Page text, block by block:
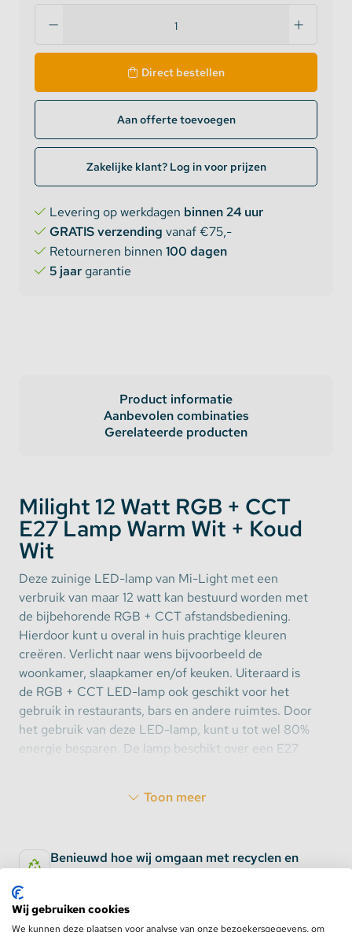
Direct bestellen
Aan offerte toevoegen
Zakelijke klant? Log in voor prijzen
Levering op werkdagen binnen 24 uur
GRATIS verzending vanaf €75,-
Retourneren binnen 100 dagen
5 jaargarantie
Product informatie
Aanbevolen combinaties
Gerelateerde producten
Milight 12 Watt RGB + CCT
E27 Lamp Warm Wit + Koud
Wit
Deze zuinige LED-lamp van Mi-Light met een
verbruik van maar 12 watt kan bestuurd worden met
de bijbehorende RGB + CCT afstandsbediening.
Hierdoor kunt u overal in huis prachtige kleuren
creëren. Verlicht naar wens bijvoorbeeld de
woonkamer, slaapkamer en/of keuken. Uiteraard is
de RGB + CCT LED-lamp ook geschikt voor het
gebruik in restaurants, bars en andere ruimtes. Door
het gebruik van deze LED-lamp, kunt u tot wel 80%
energie besparen. De lamp beschikt over een E27
U kunt door middel van deze RGB+CCT
transformeren. De kleur, kleurtemperatuur,
verzadiging en helderheid ligt vanaf nu in uw
Toon meer
Benieuwd hoe wij omgaan met recyclen en
Wij gebruiken cookies
We kunnen deze plaatsen voor analyse van onze bezoekersgegevens, om